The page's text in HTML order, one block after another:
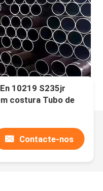
10219 S235jr
costura Tubo de
costura de aço
Contacte-nos